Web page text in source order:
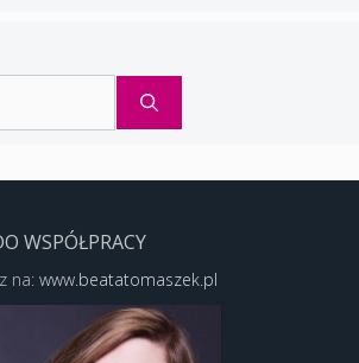
WSPÓŁPRACY
na: www.beatatomaszek.pl